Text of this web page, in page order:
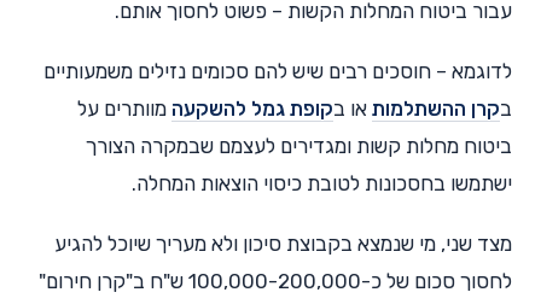
עבור ביטוח המחלות הקשות – פשוט לחסוך אותם.
לדוגמא – חוסכים רבים שיש להם סכומים נזילים משמעותיים
בקרן ההשתלמות או בקופת גמל להשקעה מוותרים על
ביטוח מחלות קשות ומגדירים לעצמם שבמקרה הצורך
ישתמשו בחסכונות לטובת כיסוי הוצאות המחלה.
מצד שני, מי שנמצא בקבוצת סיכון ולא מעריך שיוכל להגיע
לחסוך סכום של כ-100,000-200,000 ש"ח ב"קרן חירום"